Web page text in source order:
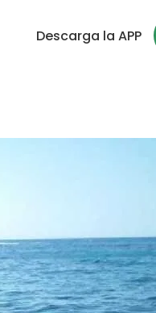
Descarga la APP